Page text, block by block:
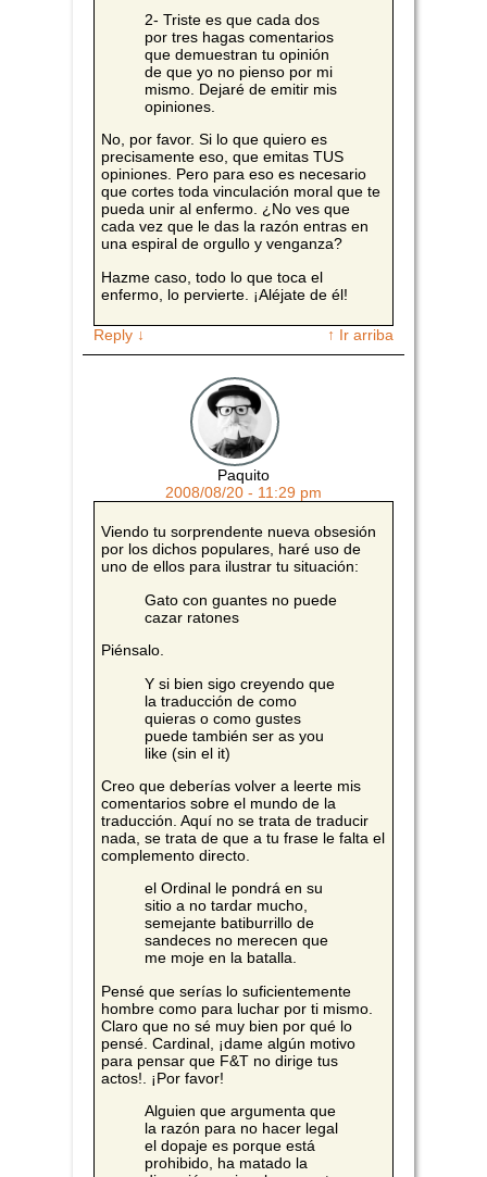
2- Triste es que cada dos
por tres hagas comentarios
que demuestran tu opinión
de que yo no pienso por mi
mismo. Dejaré de emitir mis
opiniones.
No, por favor. Si lo que quiero es
precisamente eso, que emitas TUS
opiniones. Pero para eso es necesario
que cortes toda vinculación moral que te
pueda unir al enfermo. ¿No ves que
cada vez que le das la razón entras en
una espiral de orgullo y venganza?
Hazme caso, todo lo que toca el
enfermo, lo pervierte. ¡Aléjate de él!
Reply ↓ ↑ Ir arriba
Paquito
2008/08/20 - 11:29 pm
Viendo tu sorprendente nueva obsesión
por los dichos populares, haré uso de
uno de ellos para ilustrar tu situación:
Gato con guantes no puede
cazar ratones
Piénsalo.
Y si bien sigo creyendo que
la traducción de como
quieras o como gustes
puede también ser as you
like (sin el it)
Creo que deberías volver a leerte mis
comentarios sobre el mundo de la
traducción. Aquí no se trata de traducir
nada, se trata de que a tu frase le falta el
complemento directo.
el Ordinal le pondrá en su
sitio a no tardar mucho,
semejante batiburrillo de
sandeces no merecen que
me moje en la batalla.
Pensé que serías lo suficientemente
hombre como para luchar por ti mismo.
Claro que no sé muy bien por qué lo
pensé. Cardinal, ¡dame algún motivo
para pensar que F&T no dirige tus
actos!. ¡Por favor!
Alguien que argumenta que
la razón para no hacer legal
el dopaje es porque está
prohibido, ha matado la